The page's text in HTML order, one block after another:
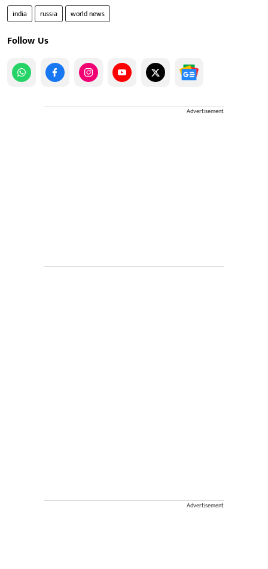
india russia world news
Follow Us
Advertisement
Advertisement